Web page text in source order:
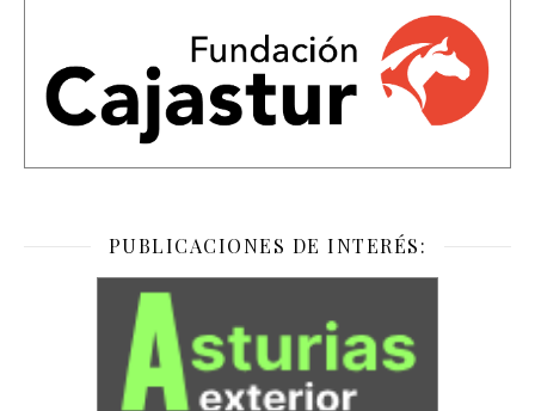
PUBLICACIONES DE INTERÉS: